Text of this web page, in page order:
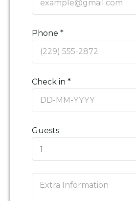
Phone *
Check in *
Guests
1